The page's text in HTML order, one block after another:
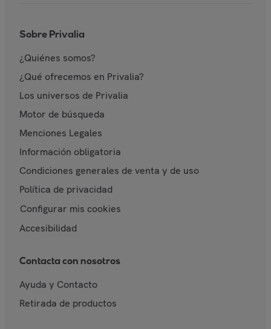
Sobre Privalia
¿Quiénes somos?
¿Qué ofrecemos en Privalia?
Los universos de Privalia
Motor de búsqueda
Menciones Legales
Información obligatoria
Condiciones generales de venta y de uso
Política de privacidad
Configurar mis cookies
Accesibilidad
Contacta con nosotros
Ayuda y Contacto
Retirada de productos